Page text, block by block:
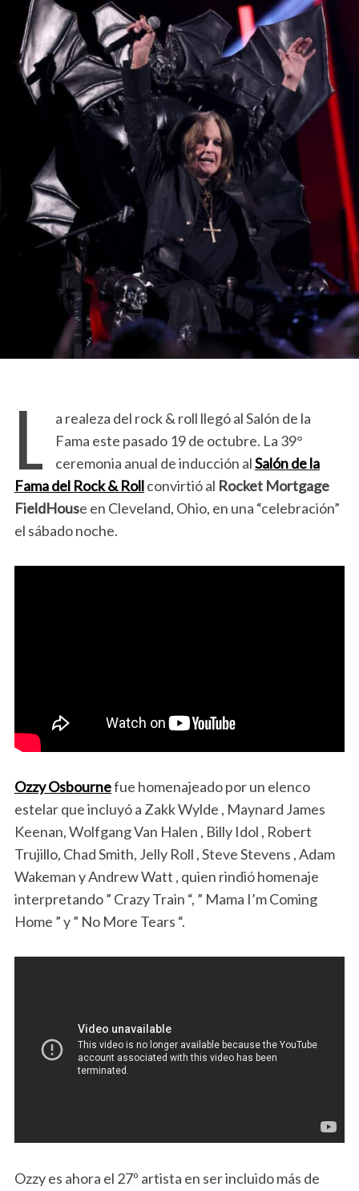
L
a realeza del rock & roll llegó al Salón de la
Fama este pasado 19 de octubre. La 39°
ceremonia anual de inducción alSalón de la
Fama del Rock & Rollconvirtió al Rocket Mortgage
FieldHouse en Cleveland, Ohio, en una “celebración”
el sábado noche.
Ozzy Osbournefue homenajeado por un elenco
estelar que incluyó a Zakk Wylde , Maynard James
Keenan, Wolfgang Van Halen , Billy Idol , Robert
Trujillo, Chad Smith, Jelly Roll , Steve Stevens , Adam
Wakeman y Andrew Watt , quien rindió homenaje
interpretando ” Crazy Train “, ” Mama I’m Coming
Home ” y ” No More Tears “.
Ozzy es ahora el 27º artista en ser incluido más de